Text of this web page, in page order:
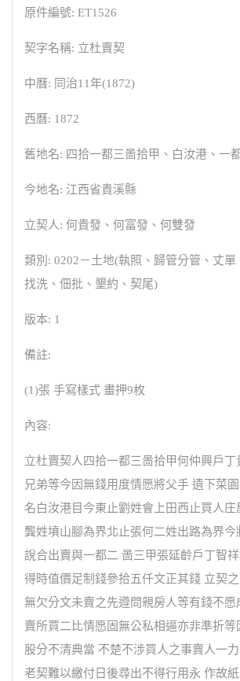
原件編號: ET1526
契字名稱: 立杜賣契
中曆: 同治11年(1872)
西曆: 1872
舊地名: 四拾一都三啚拾甲、白汝港、一
今地名: 江西省貴溪縣
立契人: 何貴發、何富發、何雙發
類別: 0202－土地(執照、歸管分管、丈單
找洗、佃批、墾約、契尾)
版本: 1
備註:
(1)張 手寫樣式 畫押9枚
內容:
立杜賣契人四拾一都三啚拾甲何仲興戶丁
兄弟等今因無錢用度情愿將父手 遺下菜
名白汝港目今東止劉姓會上田西止買人庄
龔姓墳山腳為界北止張何二姓出路為界今
說合出賣與一都二 啚三甲張延齡戶丁智
得時值價足制錢參拾五仟文正其錢 立契
無欠分文未賣之先遵問親房人等有錢不
賣所買二比情愿固無公私相逼亦非準折等
股分不清典當 不楚不涉買人之事賣人一
老契難以繳付日後尋出不得行用永 作故